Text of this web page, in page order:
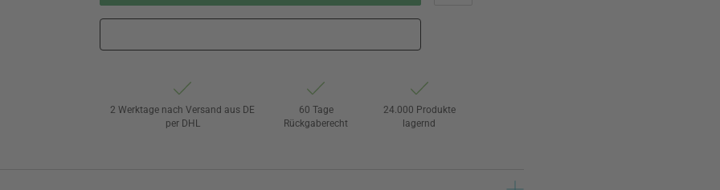
2 Werktage nach Versand aus DE
per DHL
60 Tage
Rückgaberecht
24.000 Produkte
lagernd